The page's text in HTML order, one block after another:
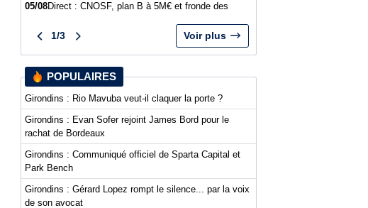
05/08Direct : CNOSF, plan B à 5M€ et fronde des
1/3 Voir plus
POPULAIRES
Girondins : Rio Mavuba veut-il claquer la porte ?
Girondins : Evan Sofer rejoint James Bord pour le
rachat de Bordeaux
Girondins : Communiqué officiel de Sparta Capital et
Park Bench
Girondins : Gérard Lopez rompt le silence... par la voix
de son avocat